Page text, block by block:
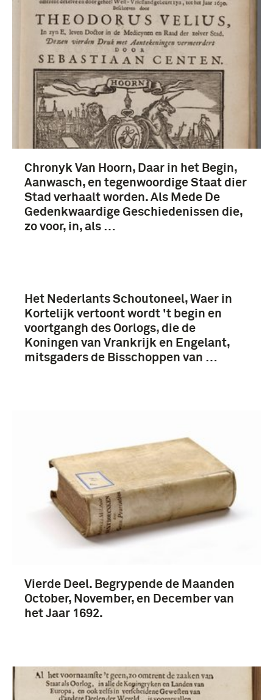
Chronyk Van Hoorn, Daar in het Begin,
Aanwasch, en tegenwoordige Staat dier
Stad verhaalt worden. Als Mede De
Gedenkwaardige Geschiedenissen die,
zo voor, in, als …
Het Nederlants Schoutoneel, Waer in
Kortelijk vertoont wordt 't begin en
voortgangh des Oorlogs, die de
Koningen van Vrankrijk en Engelant,
mitsgaders de Bisschoppen van …
Vierde Deel. Begrypende de Maanden
October, November, en December van
het Jaar 1692.